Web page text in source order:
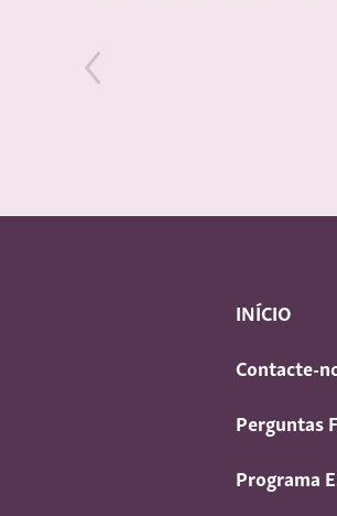
INÍCIO
Contacte-
Perguntas
Programa